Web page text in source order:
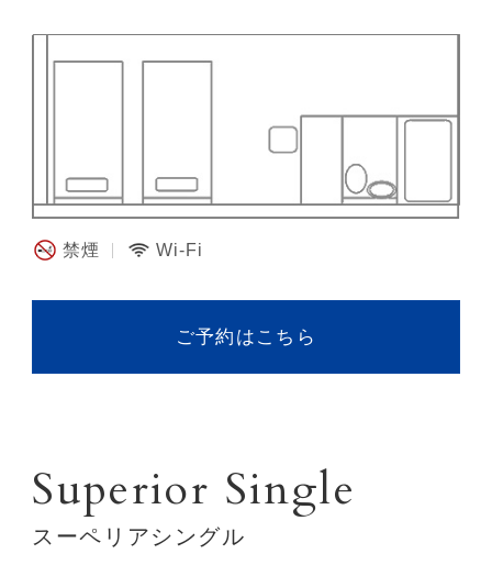
禁煙 Wi-Fi
ご予約はこちら
Superior Single
スーペリアシングル